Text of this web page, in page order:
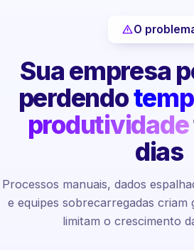
O
Sua empresa
perdendo
produtividade
dias
Processos manuais, dados
e equipes sobrecarregadas criam
limitam o crescimento